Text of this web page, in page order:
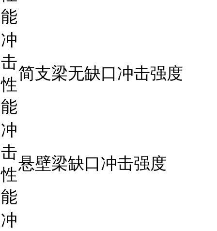
能
冲
击
性
能
简支梁无缺口冲击强度
冲
击
性
能
悬壁梁缺口冲击强度
冲